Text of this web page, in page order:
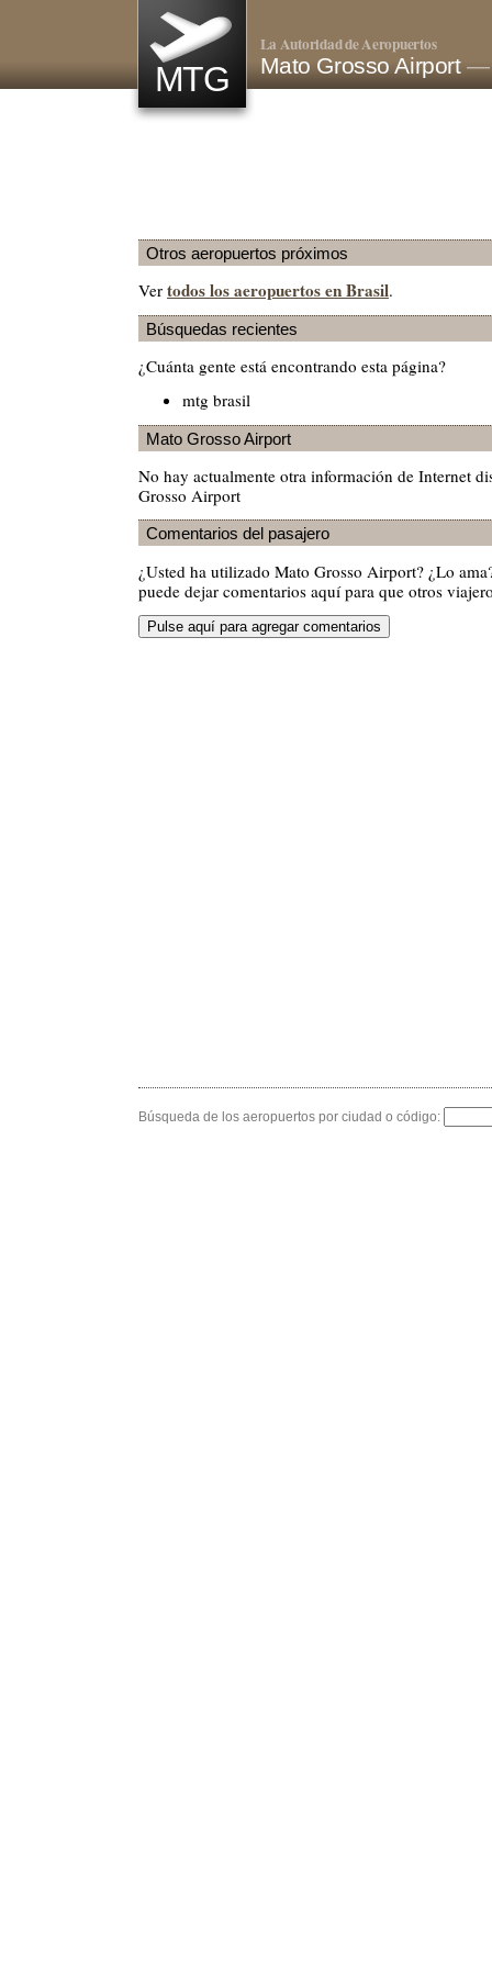
MTG
La Autoridad de Aeropuertos
Mato Grosso Airport —
Otros aeropuertos próximos
Ver todos los aeropuertos en Brasil.
Búsquedas recientes
¿Cuánta gente está encontrando esta página?
mtg brasil
Mato Grosso Airport
No hay actualmente otra información de Internet
Grosso Airport
Comentarios del pasajero
¿Usted ha utilizado Mato Grosso Airport? ¿Lo
puede dejar comentarios aquí para que otros
Búsqueda de los aeropuertos por ciudad o código: